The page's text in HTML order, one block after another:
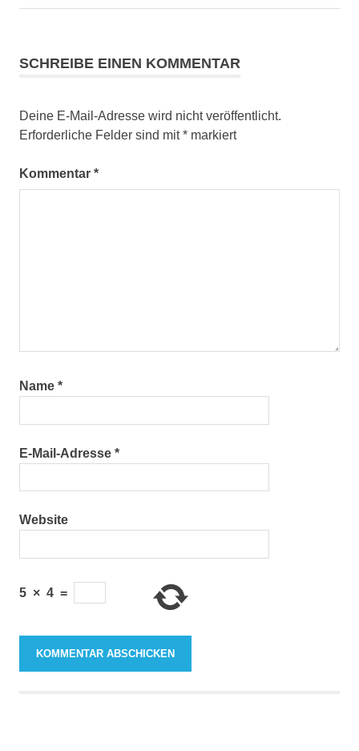
Beitrag:
Beitrag:
SCHREIBE EINEN KOMMENTAR
Deine E-Mail-Adresse wird nicht veröffentlicht.
Erforderliche Felder sind mit* markiert
Kommentar *
Name *
E-Mail-Adresse *
Website
5 × 4 =